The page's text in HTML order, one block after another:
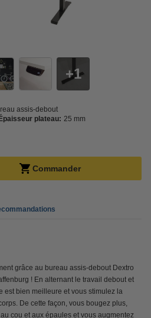
1
assis-debout
Épaisseur plateau: 25 mm
Commander
grâce au bureau assis-debout Dextro
! En alternant le travail debout et
est bien meilleure et vous stimulez la
De cette façon, vous bougez plus,
cou et aux épaules et vous augmentez